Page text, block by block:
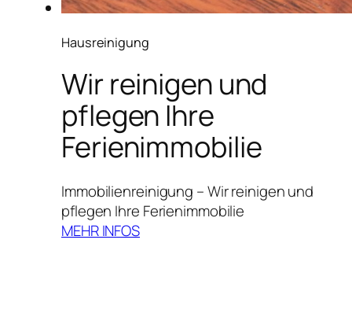
Hausreinigung
Wir reinigen und
pflegen Ihre
Ferienimmobilie
Immobilienreinigung – Wir reinigen und
pflegen Ihre Ferienimmobilie
MEHR INFOS